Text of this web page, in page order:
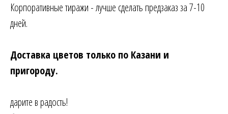
Корпоративные тиражи - лучше сделать предзаказ за 7-10
дней.
Доставка цветов только по Казани и
пригороду.
дарите в радость!